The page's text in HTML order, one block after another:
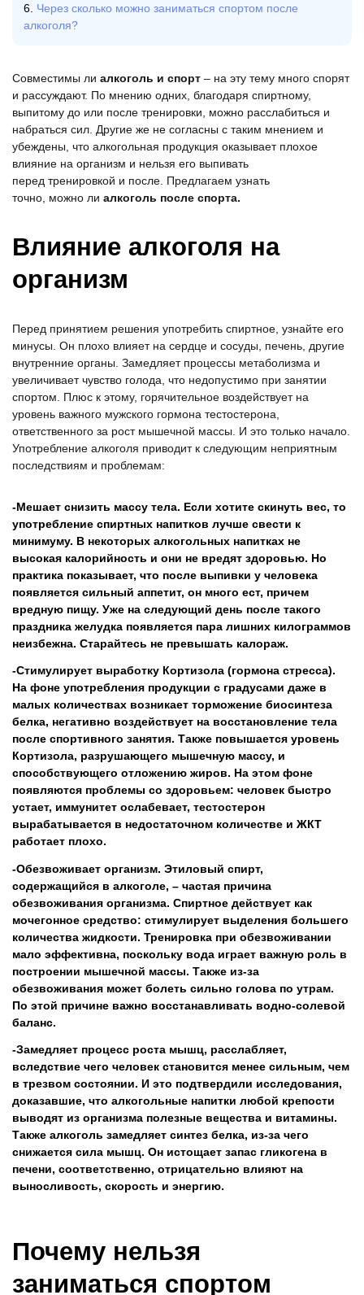
Через сколько можно заниматься спортом после
алкоголя?
Совместимы ли алкоголь и спорт – на эту тему много спорят
и рассуждают. По мнению одних, благодаря спиртному,
выпитому до или после тренировки, можно расслабиться и
набраться сил. Другие же не согласны с таким мнением и
убеждены, что алкогольная продукция оказывает плохое
влияние на организм и нельзя его выпивать
перед тренировкой и после. Предлагаем узнать
точно, можно ли алкоголь после спорта.
Влияние алкоголя на
организм
Перед принятием решения употребить спиртное, узнайте его
минусы. Он плохо влияет на сердце и сосуды, печень, другие
внутренние органы. Замедляет процессы метаболизма и
увеличивает чувство голода, что недопустимо при занятии
спортом. Плюс к этому, горячительное воздействует на
уровень важного мужского гормона тестостерона,
ответственного за рост мышечной массы. И это только начало.
Употребление алкоголя приводит к следующим неприятным
последствиям и проблемам:
Мешает снизить массу тела. Если хотите скинуть вес, то
употребление спиртных напитков лучше свести к
минимуму. В некоторых алкогольных напитках не
высокая калорийность и они не вредят здоровью. Но
практика показывает, что после выпивки у человека
появляется сильный аппетит, он много ест, причем
вредную пищу. Уже на следующий день после такого
праздника желудка появляется пара лишних килограммов
неизбежна. Старайтесь не превышать калораж.
Стимулирует выработку Кортизола (гормона стресса).
На фоне употребления продукции с градусами даже в
малых количествах возникает торможение биосинтеза
белка, негативно воздействует на восстановление тела
после спортивного занятия. Также повышается уровень
Кортизола, разрушающего мышечную массу, и
способствующего отложению жиров. На этом фоне
появляются проблемы со здоровьем: человек быстро
устает, иммунитет ослабевает, тестостерон
вырабатывается в недостаточном количестве и ЖКТ
работает плохо.
Обезвоживает организм. Этиловый спирт,
содержащийся в алкоголе, – частая причина
обезвоживания организма. Спиртное действует как
мочегонное средство: стимулирует выделения большего
количества жидкости. Тренировка при обезвоживании
мало эффективна, поскольку вода играет важную роль в
построении мышечной массы. Также из-за
обезвоживания может болеть сильно голова по утрам.
По этой причине важно восстанавливать водно-солевой
баланс.
Замедляет процесс роста мышц, расслабляет,
вследствие чего человек становится менее сильным, чем
в трезвом состоянии. И это подтвердили исследования,
доказавшие, что алкогольные напитки любой крепости
выводят из организма полезные вещества и витамины.
Также алкоголь замедляет синтез белка, из-за чего
снижается сила мышц. Он истощает запас гликогена в
печени, соответственно, отрицательно влияют на
выносливость, скорость и энергию.
Почему нельзя
заниматься спортом